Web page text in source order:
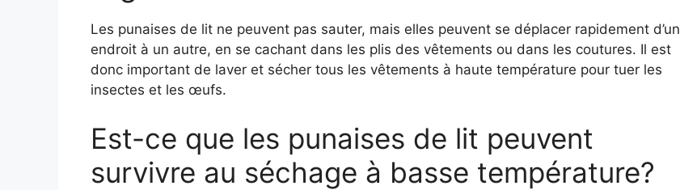
Les punaises de lit ne peuvent pas sauter, mais elles peuvent se déplacer rapidement d’un
endroit à un autre, en se cachant dans les plis des vêtements ou dans les coutures. Il est
donc important de laver et sécher tous les vêtements à haute température pour tuer les
insectes et les œufs.
Est-ce que les punaises de lit peuvent
survivre au séchage à basse température?